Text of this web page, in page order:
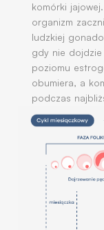
komórki
organizm
ludzkiej
gdy nie dojdzie
poziomu
obumiera, a
podczas